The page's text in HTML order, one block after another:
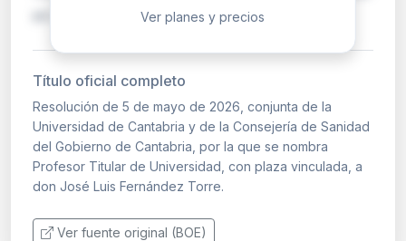
Ver planes y precios
Título oficial completo
Resolución de 5 de mayo de 2026, conjunta de la
Universidad de Cantabria y de la Consejería de Sanidad
del Gobierno de Cantabria, por la que se nombra
Profesor Titular de Universidad, con plaza vinculada, a
don José Luis Fernández Torre.
Ver fuente original (BOE)